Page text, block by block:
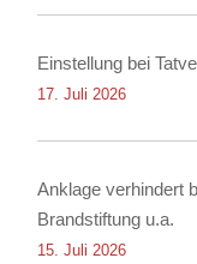
Einstellung bei
17. Juli 2026
Anklage verhindert
Brandstiftung u.a.
15. Juli 2026